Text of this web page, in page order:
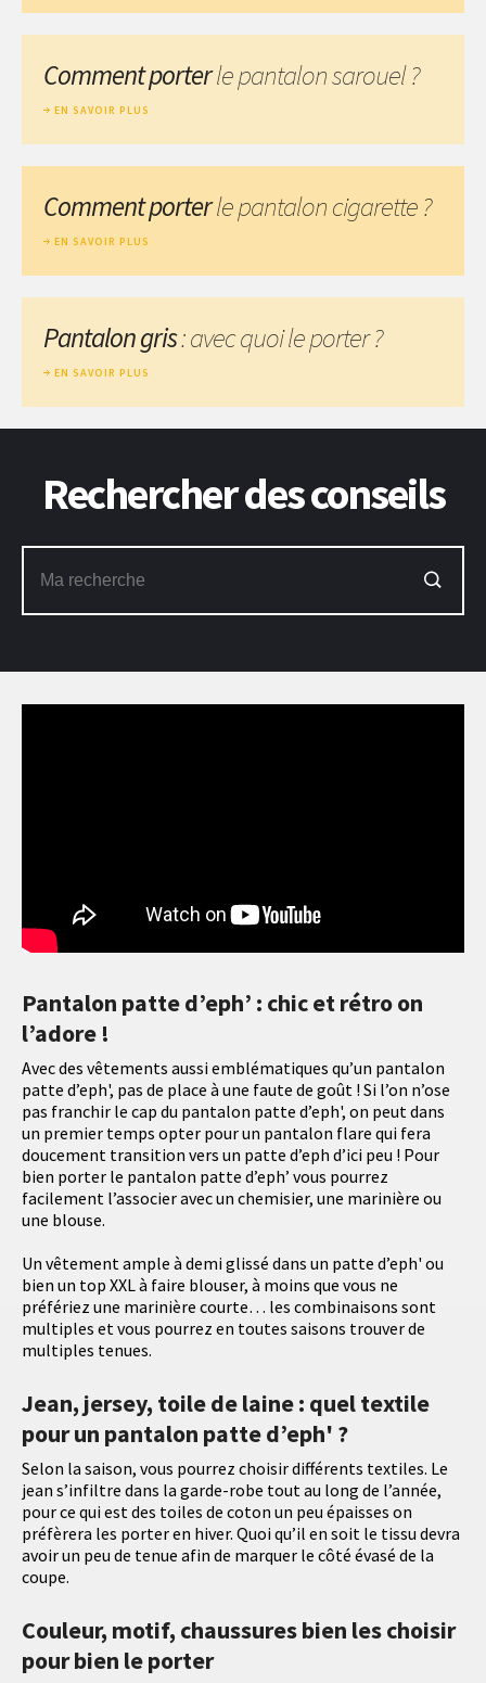
Pantalon patte d’eph’ : chic et rétro on
l’adore !
Avec des vêtements aussi emblématiques qu’un pantalon
patte d’eph', pas de place à une faute de goût ! Si l’on n’ose
pas franchir le cap du pantalon patte d’eph', on peut dans
un premier temps opter pour un pantalon flare qui fera
doucement transition vers un patte d’eph d’ici peu ! Pour
bien porter le pantalon patte d’eph’ vous pourrez
facilement l’associer avec un chemisier, une marinière ou
une blouse.
Un vêtement ample à demi glissé dans un patte d’eph' ou
bien un top XXL à faire blouser, à moins que vous ne
préfériez une marinière courte… les combinaisons sont
multiples et vous pourrez en toutes saisons trouver de
multiples tenues.
Jean, jersey, toile de laine : quel textile
pour un pantalon patte d’eph' ?
Selon la saison, vous pourrez choisir différents textiles. Le
jean s’infiltre dans la garde-robe tout au long de l’année,
pour ce qui est des toiles de coton un peu épaisses on
préfèrera les porter en hiver. Quoi qu’il en soit le tissu devra
avoir un peu de tenue afin de marquer le côté évasé de la
coupe.
Couleur, motif, chaussures bien les choisir
pour bien le porter
Comment porterle pantalon sarouel ?
EN SAVOIR PLUS
Comment porterle pantalon cigarette ?
EN SAVOIR PLUS
Pantalon gris: avec quoi le porter ?
EN SAVOIR PLUS
Rechercher des conseils